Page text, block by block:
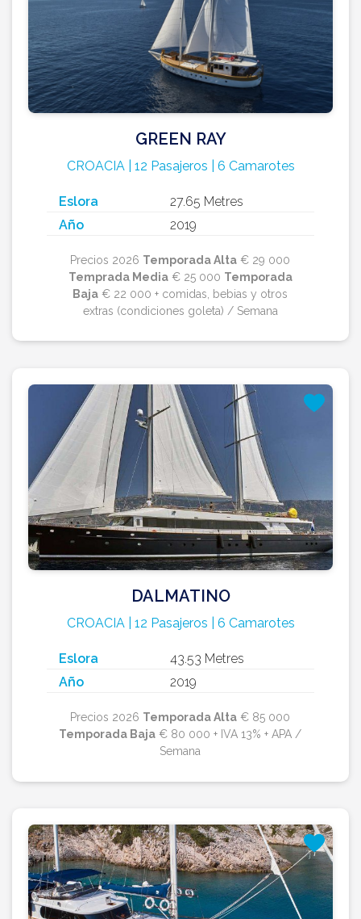
GREEN RAY
CROACIA | 12 Pasajeros | 6 Camarotes
Eslora
27.65 Metres
Año
2019
Precios 2026 Temporada Alta € 29 000
Temprada Media€ 25 000 Temporada
Baja € 22 000 + comidas, bebias y otros
extras (condiciones goleta) / Semana
DALMATINO
CROACIA | 12 Pasajeros | 6 Camarotes
Eslora
43.53 Metres
Año
2019
Precios 2026 Temporada Alta € 85 000
Temporada Baja € 80 000 + IVA 13% + APA /
Semana